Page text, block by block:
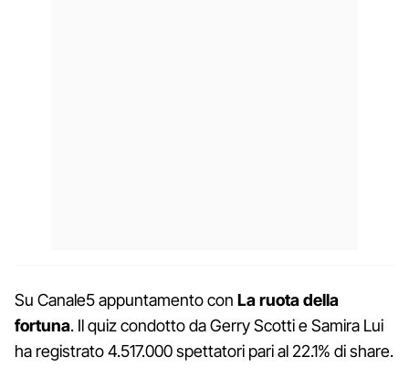
Su Canale5 appuntamento con La ruota della
fortuna. Il quiz condotto da Gerry Scotti e Samira Lui
ha registrato 4.517.000 spettatori pari al 22.1% di share.